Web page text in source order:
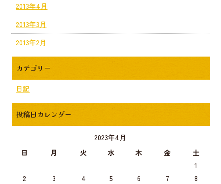
2013年4月
2013年3月
2013年2月
カテゴリー
日記
投稿日カレンダー
2023年4月
日
月 火 水 木 金 土
1
2
3 4 5 6 7
8